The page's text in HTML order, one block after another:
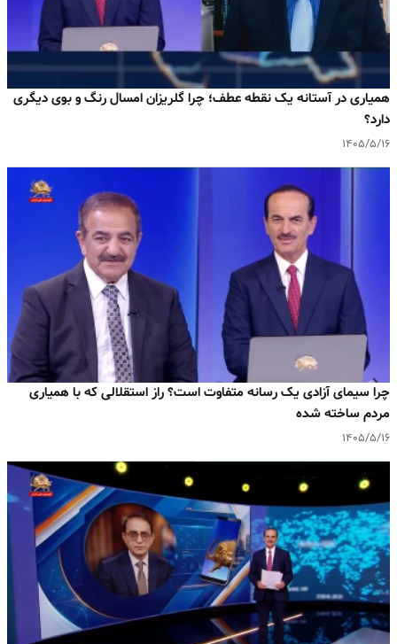
همیاری در آستانه یک نقطه عطف؛ چرا گلریزان امسال رنگ و بوی دیگری
دارد؟
۱۴۰۵/۵/۱۶
چرا سیمای آزادی یک رسانه متفاوت است؟ راز استقلالی که با همیاری
مردم ساخته شده
۱۴۰۵/۵/۱۶